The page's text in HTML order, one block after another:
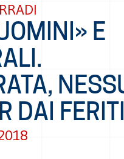
E
DAI FERITI